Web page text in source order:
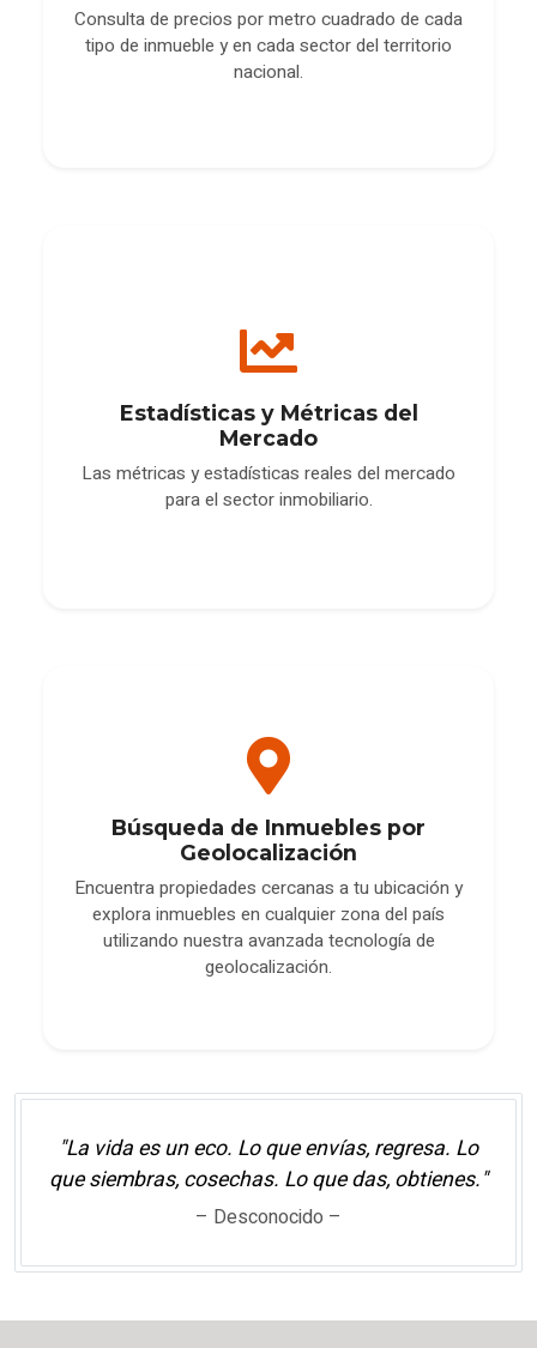
Consulta de precios por metro cuadrado de cada
tipo de inmueble y en cada sector del territorio
nacional.
Estadísticas y Métricas del
Mercado
Las métricas y estadísticas reales del mercado
para el sector inmobiliario.
Búsqueda de Inmuebles por
Geolocalización
Encuentra propiedades cercanas a tu ubicación y
explora inmuebles en cualquier zona del país
utilizando nuestra avanzada tecnología de
geolocalización.
"La vida es un eco. Lo que envías, regresa. Lo
que siembras, cosechas. Lo que das, obtienes."
– Desconocido –